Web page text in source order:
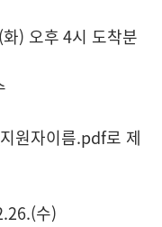
) 오후 4시 도착분
원자이름.pdf로 제
수)